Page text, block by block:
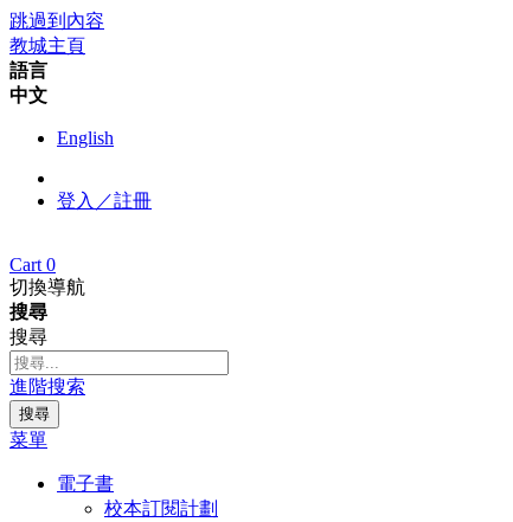
跳過到內容
教城主頁
語言
中文
English
登入／註冊
Cart 0
切換導航
搜尋
搜尋
進階搜索
搜尋
菜單
電子書
校本訂閱計劃